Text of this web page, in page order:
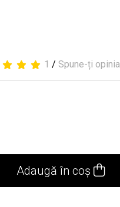
1 / Spune-ți opinia
Adaugă în coș